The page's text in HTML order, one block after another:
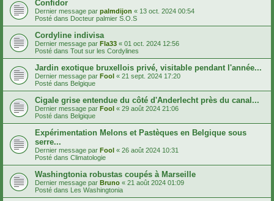
Confidor
Dernier message par palmdijon « 13 oct. 2024 00:54
Posté dans Docteur palmier S.O.S
Cordyline indivisa
Dernier message par Fla33 « 01 oct. 2024 12:56
Posté dans Tout sur les Cordylines
Jardin exotique bruxellois privé, visitable pendant l'année...
Dernier message par Fool « 21 sept. 2024 17:20
Posté dans Belgique
Cigale grise entendue du côté d'Anderlecht près du canal...
Dernier message par Fool « 29 août 2024 21:06
Posté dans Belgique
Expérimentation Melons et Pastèques en Belgique sous
serre...
Dernier message par Fool « 26 août 2024 10:31
Posté dans Climatologie
Washingtonia robustas coupés à Marseille
Dernier message par Bruno « 21 août 2024 01:09
Posté dans Les Washingtonia